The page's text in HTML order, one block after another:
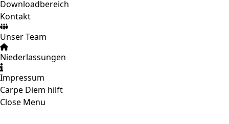
Downloadbereich
Kontakt
Unser Team
Niederlassungen
Impressum
Carpe Diem hilft
Close Menu